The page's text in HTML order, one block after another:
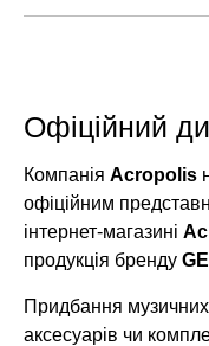
Офіційний
Компанія Acropolis
офіційним
інтернет-магазині
продукція бренду
Придбання музичних
аксесуарів чи